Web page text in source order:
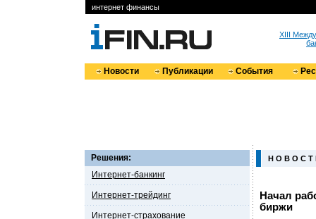
интернет финансы
XIII
Новости Публикации События
Решения:
Интернет-банкинг
Интернет-трейдинг
Интернет-страхование
Н О В О С Т
Начал
биржи